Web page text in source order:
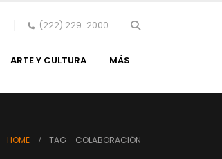
(222) 229-2000
ARTE Y CULTURA MÁS
HOME TAG - COLABORACIÓN